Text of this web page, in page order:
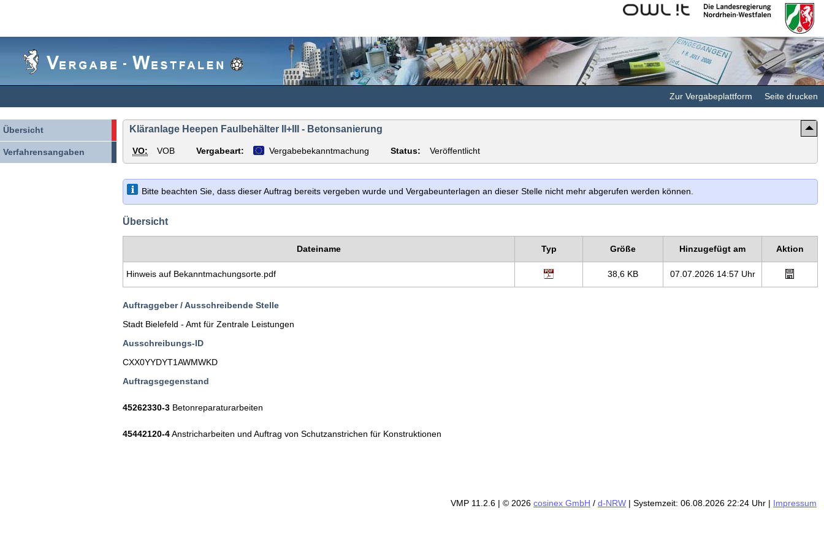
Kommunales
Rechenzentrum
Landesregierung
Nordrhein-
Zur Vergabeplattform Seite drucken
Übersicht
Verfahrensangaben
Kläranlage Heepen Faulbehälter II+III - Betonsanierung
VO: VOB Vergabeart: Vergabebekanntmachung Status: Veröffentlicht
Bitte beachten Sie, dass dieser Auftrag bereits vergeben wurde und Vergabeunterlagen an dieser Stelle nicht mehr abgerufen werden können.
Übersicht
Dateiname Typ Größe Hinzugefügt am Aktion
Hinweis auf Bekanntmachungsorte.pdf 38,6 KB 07.07.2026 14:57 Uhr
Auftraggeber / Ausschreibende Stelle
Stadt Bielefeld - Amt für Zentrale Leistungen
Ausschreibungs-ID
CXX0YYDYT1AWMWKD
Auftragsgegenstand
45262330-3 Betonreparaturarbeiten
45442120-4Anstricharbeiten und Auftrag von Schutzanstrichen für Konstruktionen
VMP 11.2.6 | © 2026 cosinex GmbH / d-NRW | Systemzeit: 06.08.2026 22:24 Uhr | Impressum